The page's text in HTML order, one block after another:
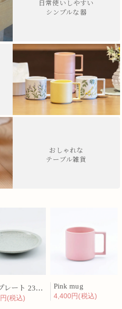
日常使いしやすい
シンプルな器
おしゃれな
テーブル雑貨
リムプレート 23cm 呉須散
(税込)
Pink mug
4,400円(税込)